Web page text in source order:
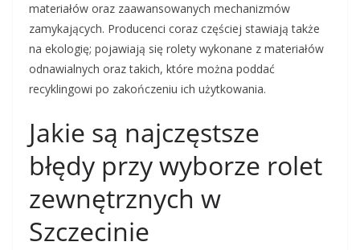
materiałów oraz zaawansowanych mechanizmów
zamykających. Producenci coraz częściej stawiają także
na ekologię; pojawiają się rolety wykonane z materiałów
odnawialnych oraz takich, które można poddać
recyklingowi po zakończeniu ich użytkowania.
Jakie są najczęstsze
błędy przy wyborze rolet
zewnętrznych w
Szczecinie